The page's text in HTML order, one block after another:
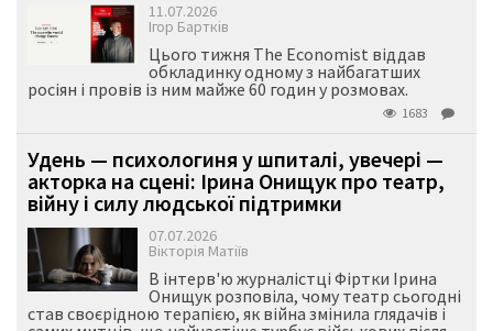
11.07.2026
Ігор Бартків
Цього тижня The Economist віддав
обкладинку одному з найбагатших
росіян і провів із ним майже 60 годин у розмовах.
1683
Удень — психологиня у шпиталі, увечері —
акторка на сцені: Ірина Онищук про театр,
війну і силу людської підтримки
07.07.2026
Вікторія Матіїв
В інтерв'ю журналістці Фіртки Ірина
Онищук розповіла, чому театр сьогодні
став своєрідною терапією, як війна змінила глядачів і